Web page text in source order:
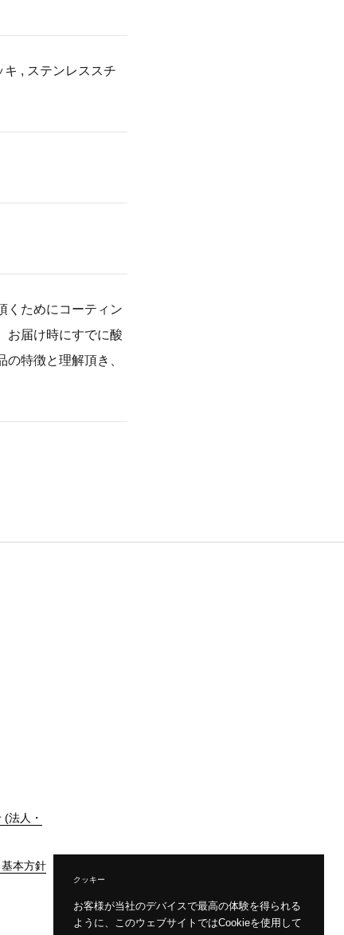
キ , ステンレススチ
くためにコーティン
お届け時にすでに酸
特徴と理解頂き、
法人・
本方針
クッキー
お客様が当社のデバイスで最高の体験を得られる
ように、このウェブサイトではCookieを使用して